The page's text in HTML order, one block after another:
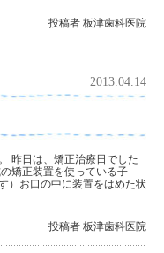
投稿者 板津歯科医院
2013.04.14
昨日は、矯正治療日でした
矯正装置を使っている子
）お口の中に装置をはめた状
投稿者 板津歯科医院